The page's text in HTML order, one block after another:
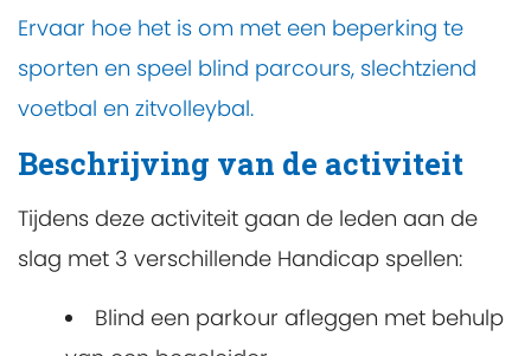
Ervaar hoe het is om met een beperking te
sporten en speel blind parcours, slechtziend
voetbal en zitvolleybal.
Beschrijving van de activiteit
Tijdens deze activiteit gaan de leden aan de
slag met 3 verschillende Handicap spellen:
Blind een parkour afleggen met behulp